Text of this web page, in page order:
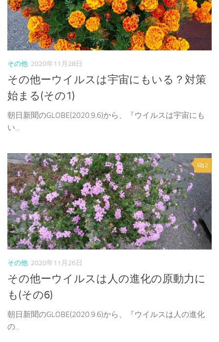
その他 2020年11月28日
その他ーウイルスは宇宙にもいる？対策
始まる(その1)
朝日新聞のGLOBE(2020.9.6)から、『ウイルスは宇宙にも
い...
2
その他 2020年11月26日
その他ーウイルスは人の進化の原動力に
も(その6)
朝日新聞のGLOBE(2020.9.6)から、『ウイルスは人の進化
の...